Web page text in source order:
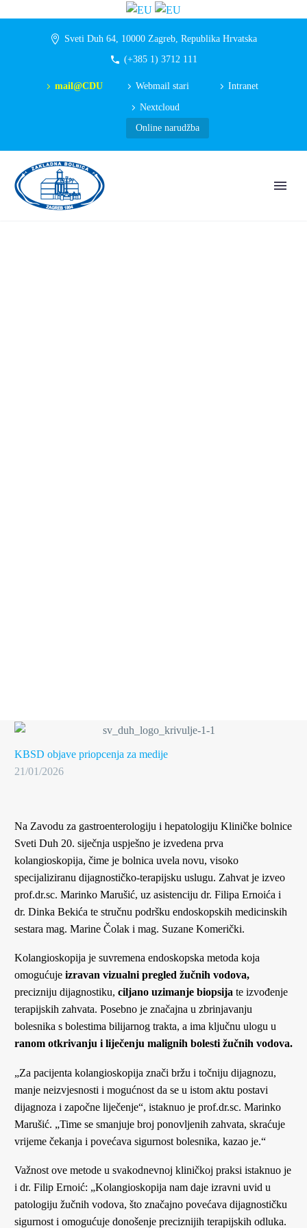
Sveti Duh 64, 10000 Zagreb, Republika Hrvatska
(+385 1) 3712 111
mail@CDU Webmail stari Intranet
Nextcloud
Online narudžba
KBSD objave priopcenja za medije
21/01/2026
Na Zavodu za gastroenterologiju i hepatologiju Kliničke bolnice
Sveti Duh 20. siječnja uspješno je izvedena prva
kolangioskopija, čime je bolnica uvela novu, visoko
specijaliziranu dijagnostičko-terapijsku uslugu. Zahvat je izveo
prof.dr.sc. Marinko Marušić, uz asistenciju dr. Filipa Ernoića i
dr. Dinka Bekića te stručnu podršku endoskopskih medicinskih
sestara mag. Marine Čolak i mag. Suzane Komerički.
Kolangioskopija je suvremena endoskopska metoda koja
omogućuje izravan vizualni pregled žučnih vodova,
precizniju dijagnostiku, ciljano uzimanje biopsija te izvođenje
terapijskih zahvata. Posebno je značajna u zbrinjavanju
bolesnika s bolestima bilijarnog trakta, a ima ključnu ulogu u
ranom otkrivanju i liječenju malignih bolesti žučnih vodova.
„Za pacijenta kolangioskopija znači bržu i točniju dijagnozu,
manje neizvjesnosti i mogućnost da se u istom aktu postavi
dijagnoza i započne liječenje“, istaknuo je prof.dr.sc. Marinko
Marušić. „Time se smanjuje broj ponovljenih zahvata, skraćuje
vrijeme čekanja i povećava sigurnost bolesnika, kazao je.“
Važnost ove metode u svakodnevnoj kliničkoj praksi istaknuo je
i dr. Filip Ernoić: „Kolangioskopija nam daje izravni uvid u
patologiju žučnih vodova, što značajno povećava dijagnostičku
sigurnost i omogućuje donošenje preciznijih terapijskih odluka.